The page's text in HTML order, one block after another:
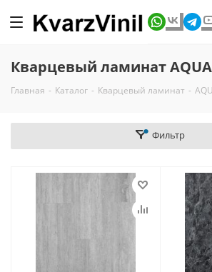
Кварцевый ламинат
Главная - Каталог - Кварцевый ламинат -
Фильтр